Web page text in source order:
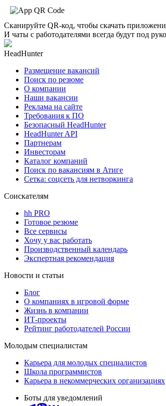
Сканируйте QR-код, чтобы скачать
И чаты с работодателями всегда будут под
HeadHunter
Размещение вакансий
Поиск по резюме
О компании
Наши вакансии
Реклама на сайте
Требования к ПО
Безопасный HeadHunter
HeadHunter API
Партнерам
Инвесторам
Каталог компаний
Поиск по вакансиям в Атиге
Сетка: соцсеть для нетворкинга
Соискателям
hh PRO
Готовое резюме
Все сервисы
Хочу у вас работать
Производственный календарь
Экспертная рекомендация
Новости и статьи
Блог
О компаниях в игровой форме
Жизнь в компании
ИТ-проекты
Рейтинг работодателей России
Молодым специалистам
Карьера для молодых специалистов
Школа программистов
Карьера в некоммерческих организациях
Боты для уведомлений